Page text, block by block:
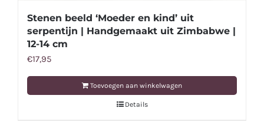
Stenen beeld ‘Moeder en kind’ uit
serpentijn | Handgemaakt uit Zimbabwe |
12-14 cm
€17,95
Toevoegen aan winkelwagen
Details